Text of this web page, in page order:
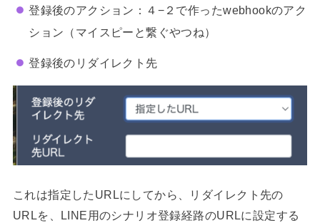
登録後のアクション：４−２で作ったwebhookのアク
ション（マイスピーと繋ぐやつね）
登録後のリダイレクト先
これは指定したURLにしてから、リダイレクト先の
URLを、LINE用のシナリオ登録経路のURLに設定する